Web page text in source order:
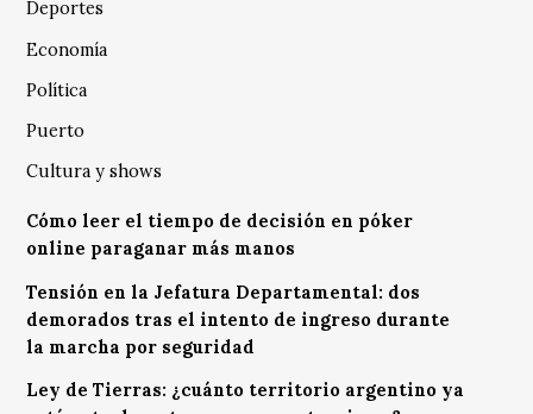
Deportes
Economía
Política
Puerto
Cultura y shows
Cómo leer el tiempo de decisión en póker
online paraganar más manos
Tensión en la Jefatura Departamental: dos
demorados tras el intento de ingreso durante
la marcha por seguridad
Ley de Tierras: ¿cuánto territorio argentino ya